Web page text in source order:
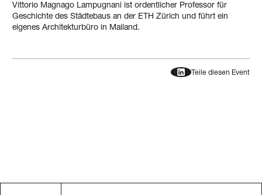
Vittorio Magnago Lampugnani ist ordentlicher Professor für
Geschichte des Städtebaus an der ETH Zürich und führt ein
eigenes Architekturbüro in Mailand.
Teile diesen Event